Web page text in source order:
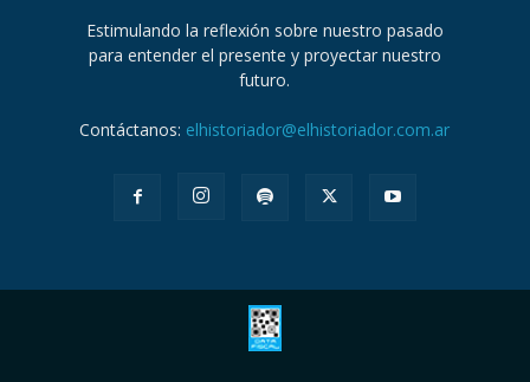
Estimulando la reflexión sobre nuestro pasado
para entender el presente y proyectar nuestro
futuro.
Contáctanos: elhistoriador@elhistoriador.com.ar